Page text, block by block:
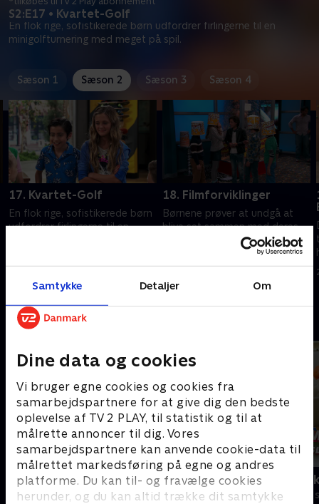
Samtykke Detaljer Om
Dine data og cookies
Vi bruger egne cookies og cookies fra
samarbejdspartnere for at give dig den bedste
oplevelse af TV 2 PLAY, til statistik og til at
målrette annoncer til dig. Vores
samarbejdspartnere kan anvende cookie-data til
målrettet markedsføring på egne og andres
platforme. Du kan til- og fravælge cookies
herunder, og du kan altid trække dit samtykke
S2:E17 • Kvartet-Golf
En flok rige, sofistikerede børn udfordrer firlingerne til en
minigolfturnering med meget på spil.
Sæson 1 Sæson 2 Sæson 3 Sæson 4
17. Kvartet-Golf
En flok rige, sofistikerede børn
udfordrer firlingerne til en
18. Filmforviklinger
Børnene prøver at undgå at
blive set sammen med deres
forældre i biografen for ikke at
Andre så også
Se hva jeg kan
Børneserier • 2 sæsoner Børneserier • 1